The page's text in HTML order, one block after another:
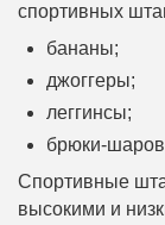
спортивных
бананы;
джоггеры;
леггинсы;
брюки-
Спортивные
высокими и